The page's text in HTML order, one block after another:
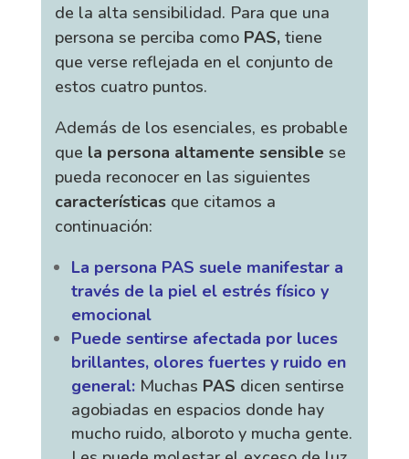
de la alta sensibilidad. Para que una
persona se perciba como PAS,tiene
que verse reflejada en el conjunto de
estos cuatro puntos.
Además de los esenciales, es probable
que la persona altamente sensiblese
pueda reconocer en las siguientes
características que citamos a
continuación:
La persona PAS suele manifestar a
través de la piel el estrés físico y
emocional
Puede sentirse afectada por luces
brillantes, olores fuertes y ruido en
general:Muchas PAS dicen sentirse
agobiadas en espacios donde hay
mucho ruido, alboroto y mucha gente.